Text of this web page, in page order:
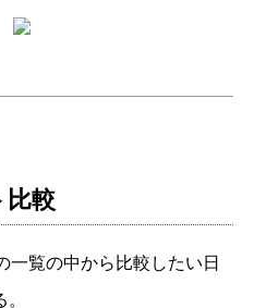
比較
一覧の中から比較したい日